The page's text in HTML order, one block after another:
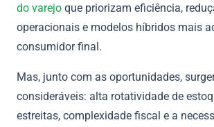
do varejo que priorizam eficiência,
operacionais e modelos híbridos mais
consumidor final.
Mas, junto com as oportunidades,
consideráveis: alta rotatividade de
estreitas, complexidade fiscal e a